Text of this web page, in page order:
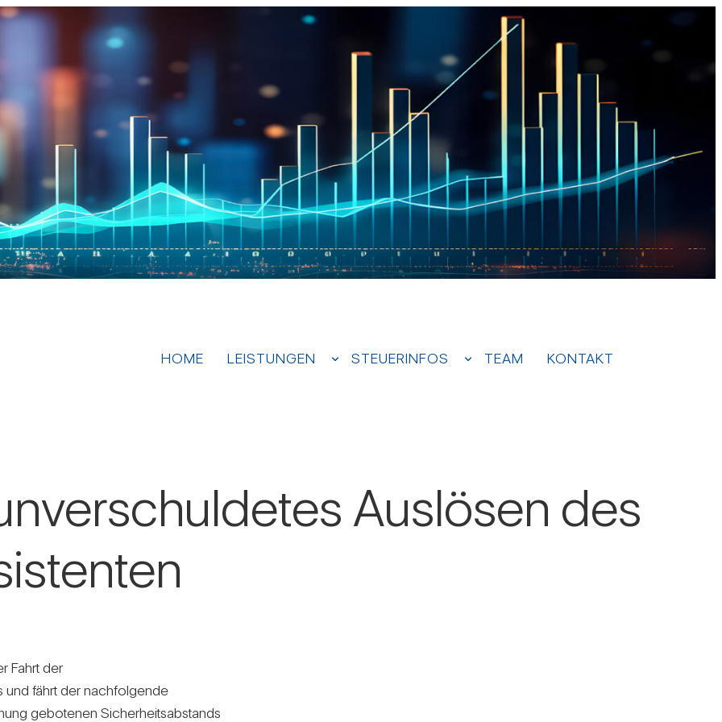
HOME LEISTUNGEN STEUERINFOS TEAM KONTAKT
Aus­lösen des
Fahrt der
und fährt der nach­fol­gende
gebo­tenen Sicher­heits­ab­stands